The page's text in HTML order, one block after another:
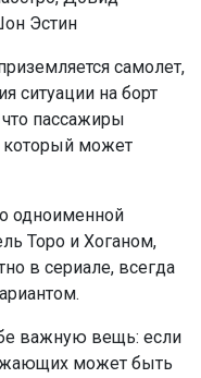
Эстин
самолет,
ситуации на борт
пассажиры
может
одноименной
Торо и Хоганом,
в сериале, всегда
важную вещь: если
может быть